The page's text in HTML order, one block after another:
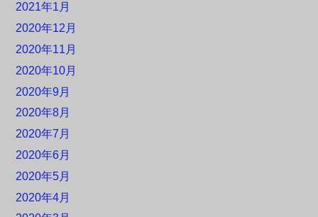
2021年1月
2020年12月
2020年11月
2020年10月
2020年9月
2020年8月
2020年7月
2020年6月
2020年5月
2020年4月